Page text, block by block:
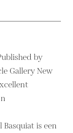
by
Gallery New
Basquiat is een